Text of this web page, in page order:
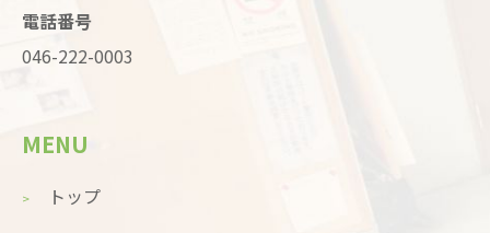
電話番号
046-222-0003
MENU
トップ